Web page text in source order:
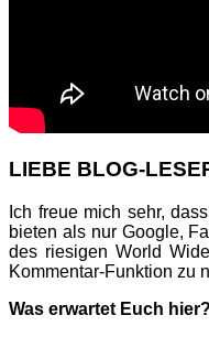
LIEBE BLOG-
Ich freue mich sehr,
bieten als nur Google,
des riesigen World
Kommentar-Funktion zu
Was erwartet Euch hier?